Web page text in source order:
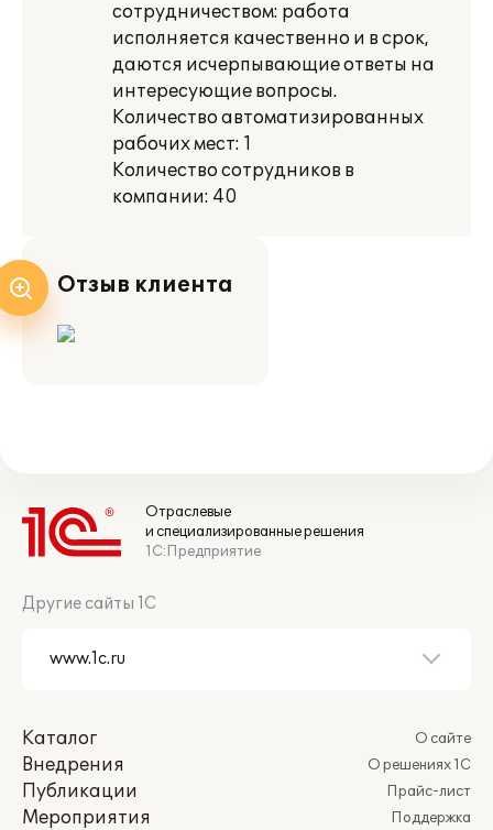
сотрудничеством: работа
исполняется качественно и в срок,
даются исчерпывающие ответы на
интересующие вопросы.
Количество автоматизированных
рабочих мест: 1
Количество сотрудников в
компании: 40
Отзыв клиента
Отраслевые
и специализированные решения
1С:Предприятие
Другие сайты 1С
Каталог
Внедрения
Публикации
Мероприятия
О сайте
О решениях 1С
Прайс-лист
Поддержка